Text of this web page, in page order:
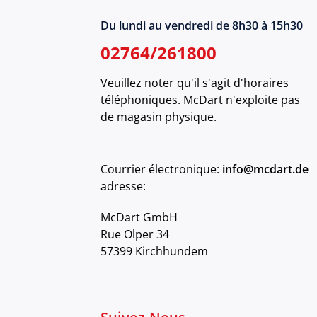
Du lundi au vendredi de 8h30 à 15h30
02764/261800
Veuillez noter qu'il s'agit d'horaires
téléphoniques. McDart n'exploite pas
de magasin physique.
Courrier électronique: info@mcdart.de
adresse:
McDart GmbH
Rue Olper 34
57399 Kirchhundem